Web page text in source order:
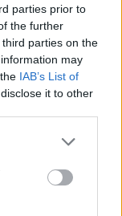
parties prior to
the further
parties on the
may
IAB’s List of
it to other